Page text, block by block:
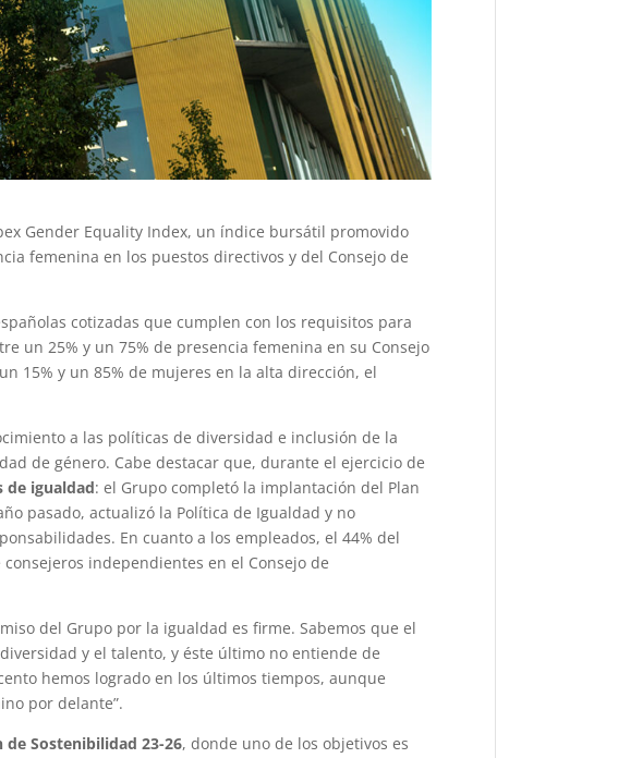
Gender Equality Index, un índice bursátil promovido
femenina en los puestos directivos y del Consejo de
cotizadas que cumplen con los requisitos para
un 25% y un 75% de presencia femenina en su Consejo
15% y un 85% de mujeres en la alta dirección, el
a las políticas de diversidad e inclusión de la
de género. Cabe destacar que, durante el ejercicio de
de igualdad: el Grupo completó la implantación del Plan
pasado, actualizó la Política de Igualdad y no
En cuanto a los empleados, el 44% del
independientes en el Consejo de
del Grupo por la igualdad es firme. Sabemos que el
y el talento, y éste último no entiende de
hemos logrado en los últimos tiempos, aunque
por delante”.
Sostenibilidad 23-26, donde uno de los objetivos es